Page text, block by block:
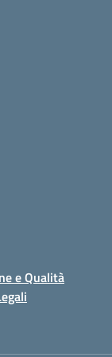
e Qualità